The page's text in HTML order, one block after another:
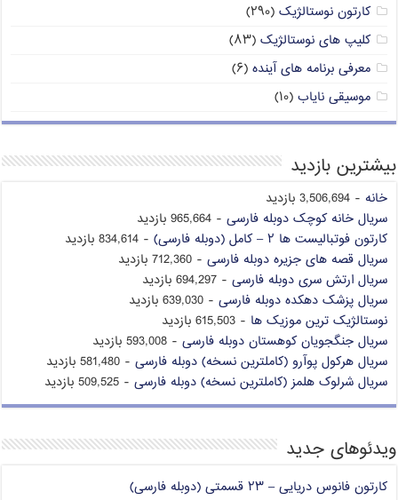
کارتون نوستالژیک (۲۹۰)
کلیپ های نوستالژیک (۸۳)
معرفی برنامه های آینده (۶)
موسیقی نایاب (۱۰)
بیشترین بازدید
خانه - 3,506,694 بازدید
سریال خانه کوچک دوبله فارسی - 965,664 بازدید
کارتون فوتبالیست ها ۲ – کامل (دوبله فارسی)
- 834,614 بازدید
سریال قصه های جزیره دوبله فارسی - 712,360 بازدید
سریال ارتش سری دوبله فارسی - 694,297 بازدید
سریال پزشک دهکده دوبله فارسی - 639,030 بازدید
نوستالژیک ترین موزیک ها - 615,503 بازدید
سریال جنگجویان کوهستان دوبله فارسی - 593,008 بازدید
سریال هرکول پوآرو (کاملترین نسخه) دوبله فارسی - 581,480 بازدید
سریال شرلوک هلمز (کاملترین نسخه) دوبله فارسی - 509,525 بازدید
ویدئوهای جدید
کارتون فانوس دریایی – ۲۳ قسمتی (دوبله فارسی)